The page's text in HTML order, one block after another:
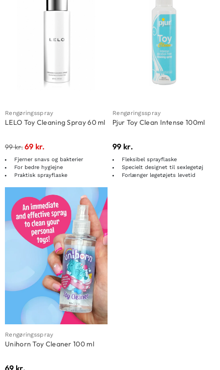
Rengøringsspray
LELO Toy Cleaning Spray 60 ml
99kr.69 kr.
Fjerner snavs og bakterier
For bedre hygiejne
Praktisk sprayflaske
Rengøringsspray
Pjur Toy Clean Intense 100ml
99 kr.
Fleksibel sprayflaske
Specielt designet til sexlegetøj
Forlænger legetøjets levetid
Rengøringsspray
Unihorn Toy Cleaner 100 ml
69 kr.